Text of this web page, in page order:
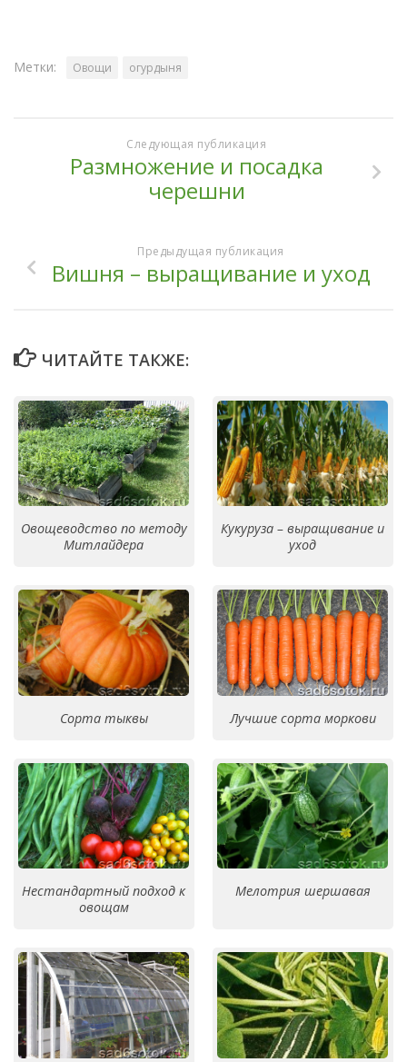
Метки: Овощи огурдыня
Следующая публикация
Размножение и посадка
черешни
Предыдущая публикация
Вишня – выращивание и уход
ЧИТАЙТЕ ТАКЖЕ:
Овощеводство по методу
Митлайдера
Кукуруза – выращивание и
уход
Сорта тыквы Лучшие сорта моркови
Нестандартный подход к
овощам
Мелотрия шершавая